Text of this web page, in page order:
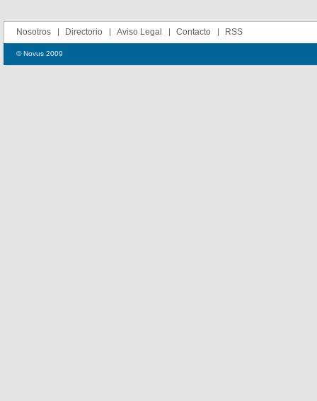
Nosotros Directorio Aviso Legal Contacto RSS
© Novus 2009